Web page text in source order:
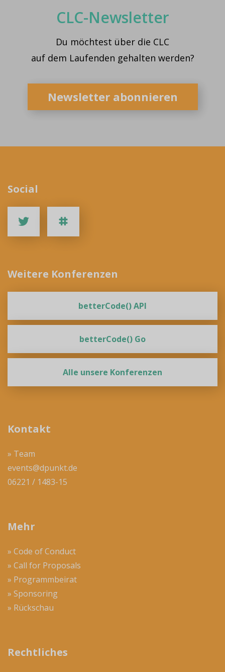
CLC-Newsletter
Du möchtest über die CLC
auf dem Laufenden gehalten werden?
Newsletter abonnieren
Social
Weitere Konferenzen
betterCode() API
betterCode() Go
Alle unsere Konferenzen
Kontakt
» Team
events@dpunkt.de
06221 / 1483-15
Mehr
» Code of Conduct
» Call for Proposals
» Programmbeirat
» Sponsoring
» Rückschau
Rechtliches